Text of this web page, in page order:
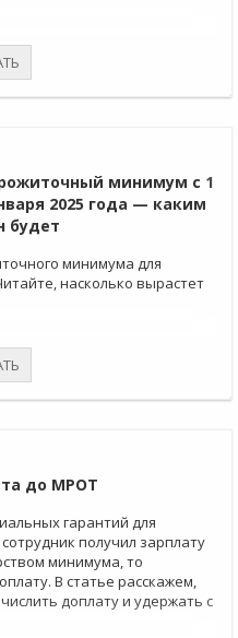
минимум с 1
2025 года — каким
будет
минимума для
насколько вырастет
до МРОТ
гарантий для
получил зарплату
минимума, то
В статье расскажем,
доплату и удержать с